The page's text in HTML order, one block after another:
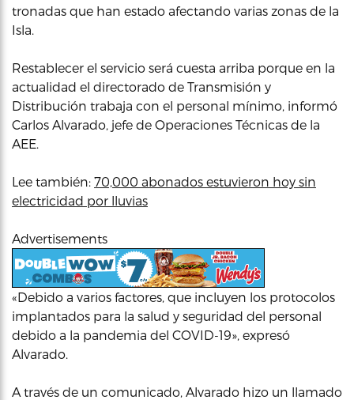
tronadas que han estado afectando varias zonas de la
Isla.
Restablecer el servicio será cuesta arriba porque en la
actualidad el directorado de Transmisión y
Distribución trabaja con el personal mínimo, informó
Carlos Alvarado, jefe de Operaciones Técnicas de la
AEE.
Lee también: 70,000 abonados estuvieron hoy sin
electricidad por lluvias
Advertisements
«Debido a varios factores, que incluyen los protocolos
implantados para la salud y seguridad del personal
debido a la pandemia del COVID-19», expresó
Alvarado.
A través de un comunicado, Alvarado hizo un llamado